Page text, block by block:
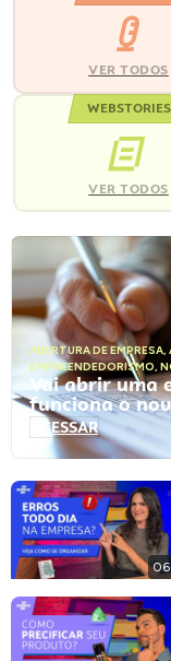
VER TODOS
WEBSTORIES
VER TODOS
ABERTURA DE EMPRESA,
EMPREENDEDORISMO,
Vai abrir uma
funciona o
ACESSAR